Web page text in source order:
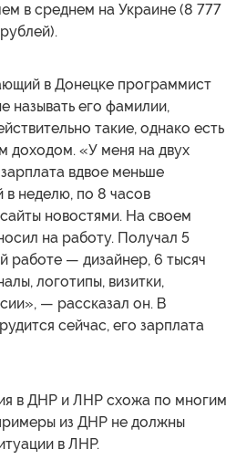
в среднем на Украине (8 777
в Донецке программист
называть его фамилии,
такие, однако есть
доходом. «У меня на двух
вдвое меньше
в неделю, по 8 часов
новостями. На своем
на работу. Получал 5
работе — дизайнер, 6 тысяч
логотипы, визитки,
— рассказал он. В
сейчас, его зарплата
в ДНР и ЛНР схожа по многим
из ДНР не должны
в ЛНР.